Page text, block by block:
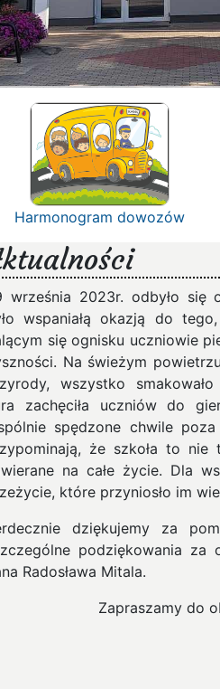
Harmonogram dowozów
września 2023r. odbyło się
wspaniałą okazją do
się ognisku uczniowie
Na świeżym
wszystko
zachęciła uczniów do
spędzone chwile
że szkoła to
na całe życie. Dla
które przyniosło im
dziękujemy za
podziękowania za
Radosława Mitala.
Zapraszamy do